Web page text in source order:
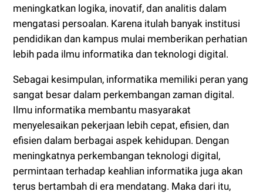
meningkatkan logika, inovatif, dan analitis dalam
mengatasi persoalan. Karena itulah banyak institusi
pendidikan dan kampus mulai memberikan perhatian
lebih pada ilmu informatika dan teknologi digital.
Sebagai kesimpulan, informatika memiliki peran yang
sangat besar dalam perkembangan zaman digital.
Ilmu informatika membantu masyarakat
menyelesaikan pekerjaan lebih cepat, efisien, dan
efisien dalam berbagai aspek kehidupan. Dengan
meningkatnya perkembangan teknologi digital,
permintaan terhadap keahlian informatika juga akan
terus bertambah di era mendatang. Maka dari itu,